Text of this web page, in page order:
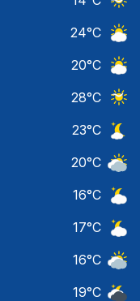
24°C
20°C
28°C
23°C
20°C
16°C
17°C
16°C
19°C